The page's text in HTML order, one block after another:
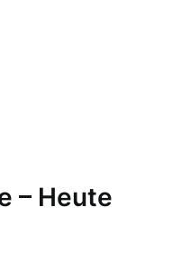
– Heute